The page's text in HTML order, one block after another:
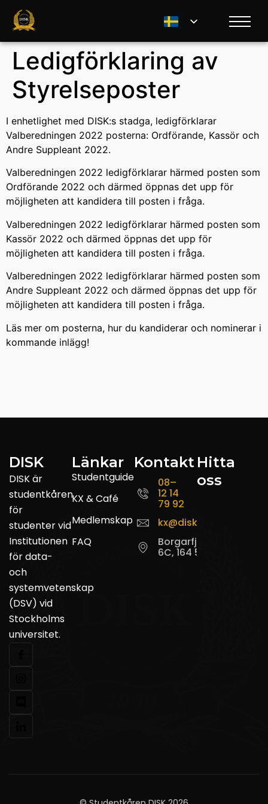
Ledigförklaring av
Styrelseposter
I enhetlighet med DISK:s stadga, ledigförklarar
Valberedningen 2022 posterna: Ordförande, Kassör och
Andre Suppleant 2022.
Valberedningen 2022 ledigförklarar härmed posten som
Ordförande 2022 och därmed öppnas det upp för
möjligheten att kandidera till posten i fråga.
Valberedningen 2022 ledigförklarar härmed posten som
Kassör 2022 och därmed öppnas det upp för
möjligheten att kandidera till posten i fråga.
Valberedningen 2022 ledigförklarar härmed posten som
Andre Suppleant 2022 och därmed öppnas det upp för
möjligheten att kandidera till posten i fråga.
Läs mer om posterna, hur du kandiderar och nominerar i
kommande inlägg!
DISK
DISK är
studentkåren
för
studenter vid
Institutionen
för data-
och
systemvetenskap
(DSV) vid
Stockholms
universitet.
Länkar
Studentguide
KX & Café
Medlemskap
FAQ
Kontakt
08–
12 14
79 92
kx@disk.su.se
Borgarfjordsgatan
6C, 164 55 Kista
Hitta
oss